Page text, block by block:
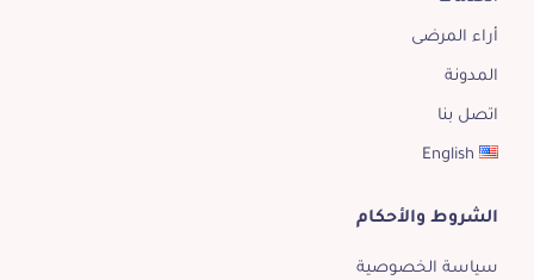
أراء المرضى
المدونة
اتصل بنا
English
الشروط والأحكام
سياسة الخصوصية